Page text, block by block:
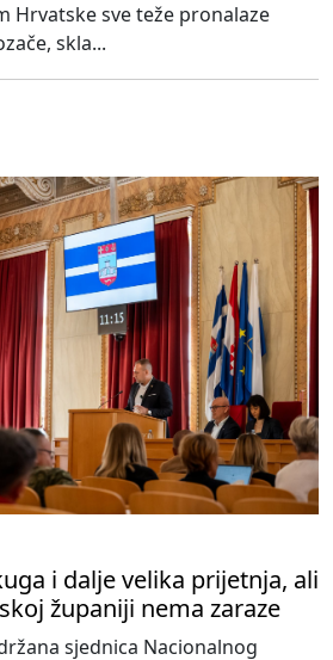
Hrvatske sve teže pronalaze
skla...
i dalje velika prijetnja, ali
županiji nema zaraze
sjednica Nacionalnog